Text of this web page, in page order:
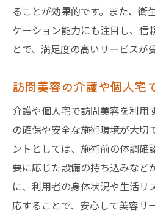
ることが効果的です。また、衛
ケーション能力にも注目し、信
とで、満足度の高いサービスが
訪問美容の介護や個人宅
介護や個人宅で訪問美容を利用
の確保や安全な施術環境が大切
ントとしては、施術前の体調確
要に応じた設備の持ち込みなど
に、利用者の身体状況や生活リ
応することで、安心して美容サ